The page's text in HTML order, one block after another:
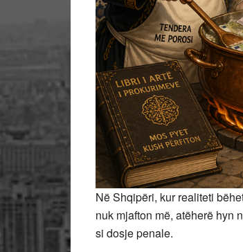
Në Shqipëri, kur realiteti
nuk mjafton më, atëherë hyn
si dosje penale.